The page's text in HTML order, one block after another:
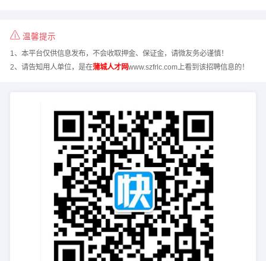
温馨提示
1、本平台仅供信息发布，不会收取押金、保证金，请微友务必谨慎！
2、请告知用人单位，是在蒲城人才网www.szfrlc.com上看到该招聘信息的！